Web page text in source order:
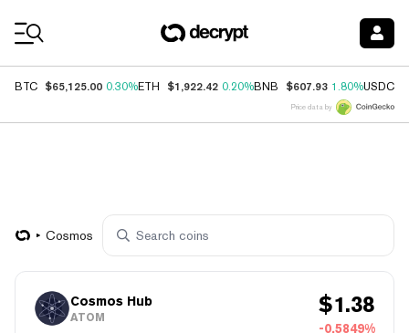
BTC $65,125.00 0.30%ETH $1,922.42 0.20%BNB $607.93 1.80%USDC
Price data by
Cosmos
Cosmos Hub
ATOM $1.38
-0.5849%